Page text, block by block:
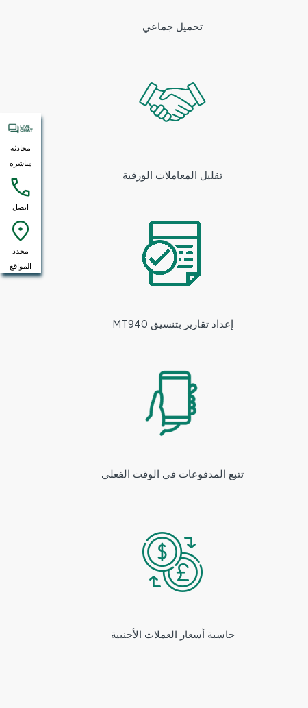
تحميل جماعي
تقليل المعاملات الورقية
إعداد تقارير بتنسيق MT940
تتبع المدفوعات في الوقت الفعلي
حاسبة أسعار العملات الأجنبية
محادثة
مباشرة
اتصل
محدد
المواقع